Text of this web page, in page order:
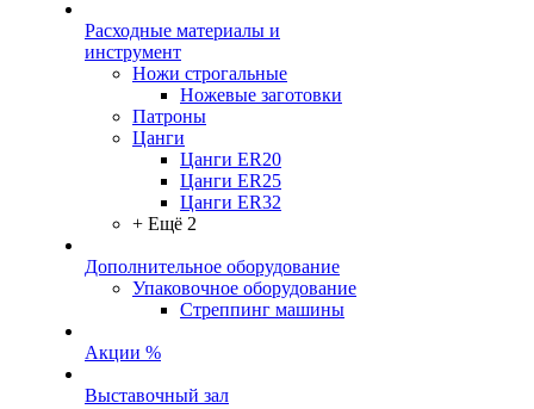
Расходные материалы и
инструмент
Ножи строгальные
Ножевые заготовки
Патроны
Цанги
Цанги ER20
Цанги ER25
Цанги ER32
+ Ещё 2
Дополнительное оборудование
Упаковочное оборудование
Стреппинг машины
Акции %
Выставочный зал